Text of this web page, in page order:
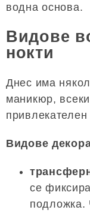
водна основа.
Видове
нокти
Днес има
маникюр,
Видове
се
подложка.